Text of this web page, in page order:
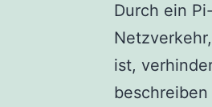
Durch ein
ist,